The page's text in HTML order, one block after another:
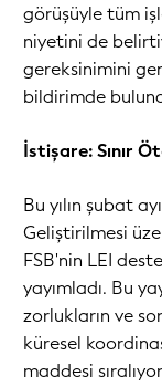
görüşüyle tüm
niyetini de
gereksinimini
bildirimde
İstişare: Sınır
Bu yılın şubat
Geliştirilmesi
FSB'nin LEI
yayımladı. Bu
zorlukların ve
küresel
maddesi